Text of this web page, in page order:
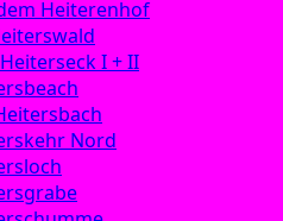
Heiterenhof
I + II
Nord